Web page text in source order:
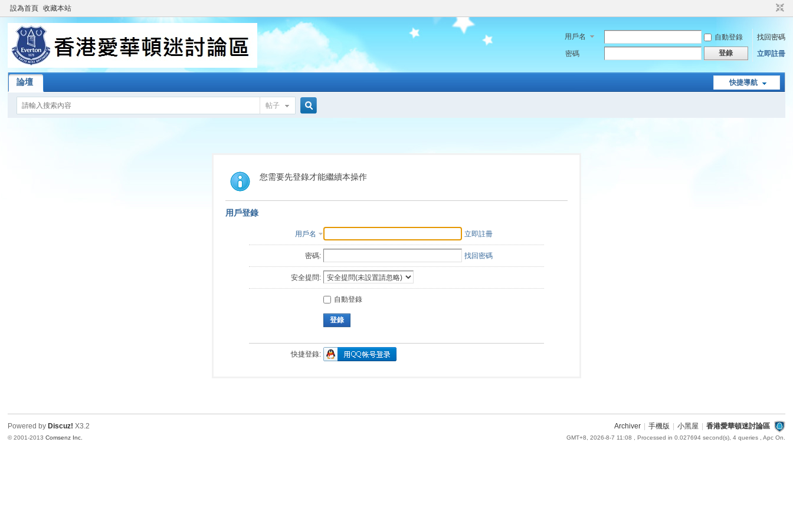
設為首頁 收藏本站
用戶名 自動登錄
找回密碼
密碼
登錄 立即註冊
快捷導航
論壇
帖子
索
您需要先登錄才能繼續本操作
用戶登錄
用戶名 立即註冊
密碼: 找回密碼
安全提問:
自動登錄
登錄
快捷登錄:
Archiver 手機版 小黑屋 香港愛華頓迷討論區
GMT+8, 2026-8-7 11:08 , Processed in 0.027694 second(s), 4 queries , Apc On.
Powered by Discuz! X3.2
© 2001-2013Comsenz Inc.